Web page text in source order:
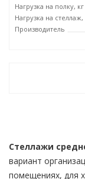
Нагрузка на полку, кг
Нагрузка на стеллаж,
Производитель
Стеллажи
вариант
помещениях, для